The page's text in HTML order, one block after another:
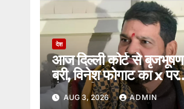
देश
आज दिल्ली कोर्ट से बृजभूषण
बरी, विनेश फोगाट का x पर
पोस्ट, पढ़िए पूरा मामला।
AUG 3, 2026 ADMIN